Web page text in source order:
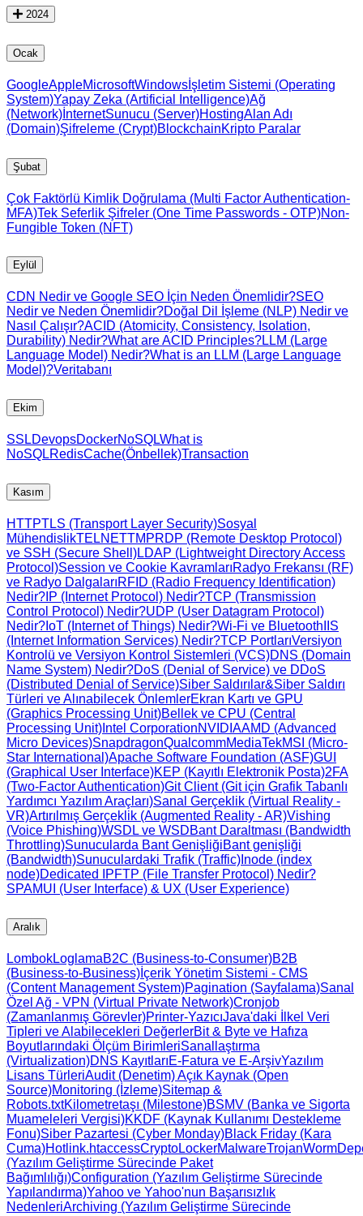
2024
Ocak
GoogleAppleMicrosoftWindows İşletim Sistemi (Operating
System)Yapay Zeka (Artificial Intelligence)Ağ
(Network) İnternetSunucu (Server)HostingAlan Adı
(Domain)Şifreleme (Crypt)BlockchainKripto Paralar
Şubat
Çok Faktörlü Kimlik Doğrulama (Multi Factor Authentication-
MFA)Tek Seferlik Şifreler (One Time Passwords - OTP)Non-
Fungible Token (NFT)
Eylül
CDN Nedir ve Google SEO İçin Neden Önemlidir?SEO
Nedir ve Neden Önemlidir?Doğal Dil İşleme (NLP) Nedir ve
Nasıl Çalışır?ACID (Atomicity, Consistency, Isolation,
Durability) Nedir?What are ACID Principles?LLM (Large
Language Model) Nedir?What is an LLM (Large Language
Model)?Veritabanı
Ekim
SSLDevopsDockerNoSQLWhat is
NoSQLRedisCache(Önbellek)Transaction
Kasım
HTTPTLS (Transport Layer Security)Sosyal
MühendislikTELNETTMPRDP (Remote Desktop Protocol)
ve SSH (Secure Shell)LDAP (Lightweight Directory Access
Protocol)Session ve Cookie KavramlarıRadyo Frekansı (RF)
ve Radyo DalgalarıRFID (Radio Frequency Identification)
Nedir? IP (Internet Protocol) Nedir?TCP (Transmission
Control Protocol) Nedir?UDP (User Datagram Protocol)
Nedir? IoT (Internet of Things) Nedir?Wi-Fi ve Bluetooth IIS
(Internet Information Services) Nedir?TCP PortlarıVersiyon
Kontrolü ve Versiyon Kontrol Sistemleri (VCS)DNS (Domain
Name System) Nedir?DoS (Denial of Service) ve DDoS
(Distributed Denial of Service)Siber Saldırılar&Siber Saldırı
Türleri ve Alınabilecek ÖnlemlerEkran Kartı ve GPU
(Graphics Processing Unit)Bellek ve CPU (Central
Processing Unit) Intel CorporationNVIDIAAMD (Advanced
Micro Devices)SnapdragonQualcommMediaTekMSI (Micro-
Star International)Apache Software Foundation (ASF)GUI
(Graphical User Interface)KEP (Kayıtlı Elektronik Posta)2FA
(Two-Factor Authentication)Git Client (Git için Grafik Tabanlı
Yardımcı Yazılım Araçları)Sanal Gerçeklik (Virtual Reality -
VR)Artırılmış Gerçeklik (Augmented Reality - AR)Vishing
(Voice Phishing)WSDL ve WSDBant Daraltması (Bandwidth
Throttling)Sunucularda Bant GenişliğiBant genişliği
(Bandwidth)Sunuculardaki Trafik (Traffic) Inode (index
node)Dedicated IPFTP (File Transfer Protocol) Nedir?
SPAMUI (User Interface) & UX (User Experience)
Aralık
LombokLoglamaB2C (Business-to-Consumer)B2B
(Business-to-Business) İçerik Yönetim Sistemi - CMS
(Content Management System)Pagination (Sayfalama)Sanal
Özel Ağ - VPN (Virtual Private Network)Cronjob
(Zamanlanmış Görevler)Printer-YazıcıJava'daki İlkel Veri
Tipleri ve Alabilecekleri DeğerlerBit & Byte ve Hafıza
Boyutlarındaki Ölçüm BirimleriSanallaştırma
(Virtualization)DNS KayıtlarıE-Fatura ve E-ArşivYazılım
Lisans TürleriAudit (Denetim)Açık Kaynak (Open
Source)Monitoring (İzleme)Sitemap &
Robots.txtKilometretaşı (Milestone)BSMV (Banka ve Sigorta
Muameleleri Vergisi)KKDF (Kaynak Kullanımı Destekleme
Fonu)Siber Pazartesi (Cyber Monday)Black Friday (Kara
Cuma)Hotlink.htaccessCryptoLockerMalwareTrojanWorm
(Yazılım Geliştirme Sürecinde Paket
Bağımlılığı)Configuration (Yazılım Geliştirme Sürecinde
Yapılandırma)Yahoo ve Yahoo'nun Başarısızlık
NedenleriArchiving (Yazılım Geliştirme Sürecinde